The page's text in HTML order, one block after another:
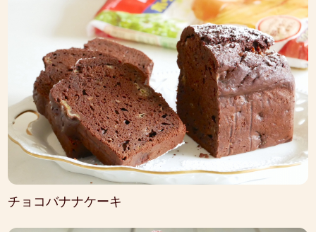
チョコバナナケーキ